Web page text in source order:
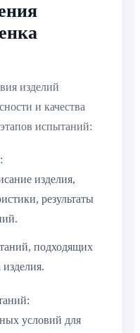
изделий
и качества
испытаний:
изделия,
результаты
подходящих
изделия.
условий для